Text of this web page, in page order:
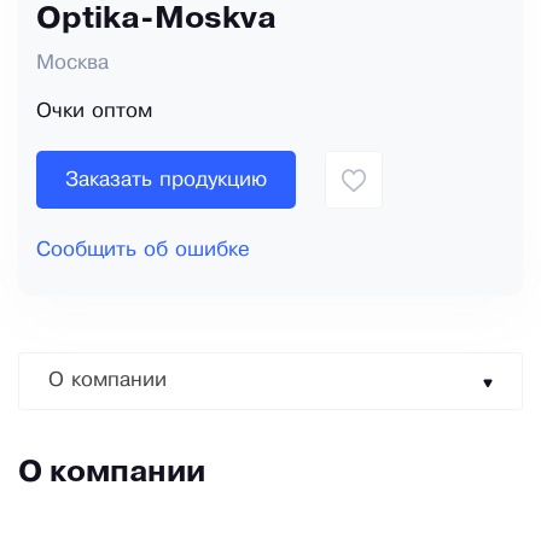
Optika-Moskva
Москва
Очки оптом
Заказать продукцию
Сообщить об ошибке
О компании
О компании